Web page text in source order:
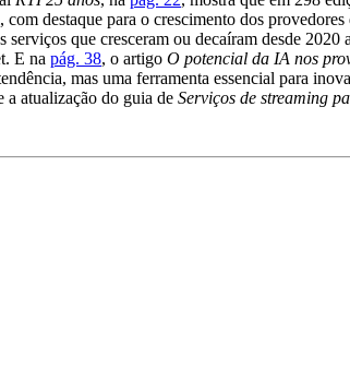
destaque para o crescimento dos
serviços que cresceram ou decaíram desde
E na pág. 38, o artigo O potencial da IA nos
mas uma ferramenta essencial para
a atualização do guia de Serviços de streaming